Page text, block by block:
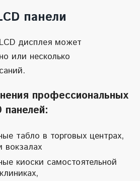
панели
дисплея может
или несколько
профессиональных
панелей:
табло в торговых центрах,
вокзалах
киоски самостоятельной